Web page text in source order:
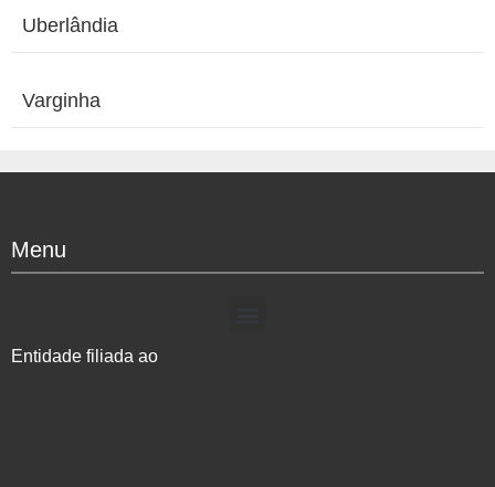
Uberlândia
Varginha
Menu
Entidade filiada ao